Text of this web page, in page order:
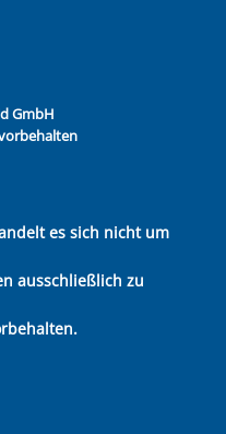
GmbH
es sich nicht um
ausschließlich zu